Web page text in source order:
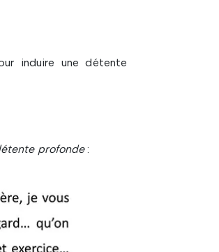
induire une détente
profonde: